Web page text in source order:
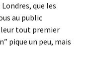
que les
au public
leur tout premier
pique un peu, mais